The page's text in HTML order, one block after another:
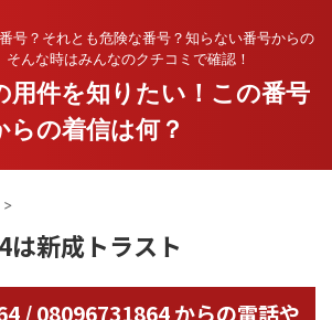
号？それとも危険な番号？知らない番号からの
そんな時はみんなのクチコミで確認！
用件を知りたい！この番号
らの着信は何？
>
新成トラスト
/ 08096731864 からの電話や